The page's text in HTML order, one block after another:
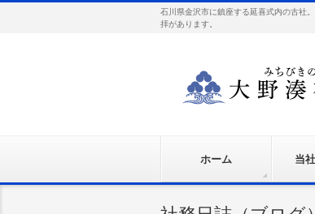
石川県金沢市に鎮座する延喜式内の古社
拝があります。
ホーム 当